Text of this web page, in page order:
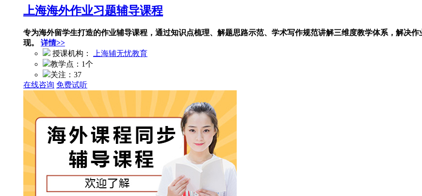
上海海外作业习题辅导课程
专为海外留学生打造的作业辅导课程，通过知识点梳理、解题思路示范、学术写作规范讲解三维度教学体系，解决
现。 详情>>
授课机构：
上海辅无忧教育
教学点： 1个
关注： 37
在线咨询 免费试听